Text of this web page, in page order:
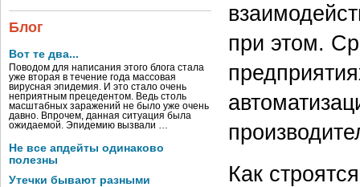
Блог
Вот те два...
Поводом для написания этого блога стала
уже вторая в течение года массовая
вирусная эпидемия. И это стало очень
неприятным прецедентом. Ведь столь
масштабных заражений не было уже очень
давно. Впрочем, данная ситуация была
ожидаемой. Эпидемию вызвали …
Не все апдейты одинаково
полезны
Утечки бывают разными
при этом.
Как